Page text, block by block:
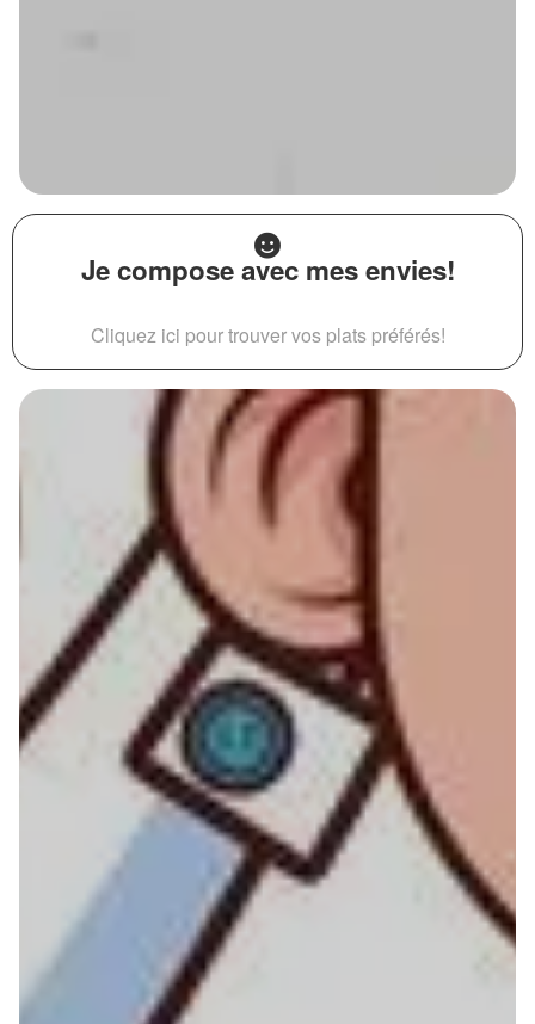
Je compose avec mes envies!
Cliquez ici pour trouver vos plats préférés!